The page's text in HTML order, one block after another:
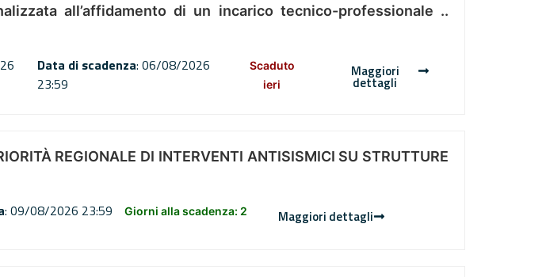
all’affidamento di un incarico tecnico-professionale ..
Data di scadenza: 06/08/2026
23:59
Scaduto
ieri
Maggiori
dettagli
REGIONALE DI INTERVENTI ANTISISMICI SU STRUTTURE
: 09/08/2026 23:59 Giorni alla scadenza: 2 Maggiori dettagli